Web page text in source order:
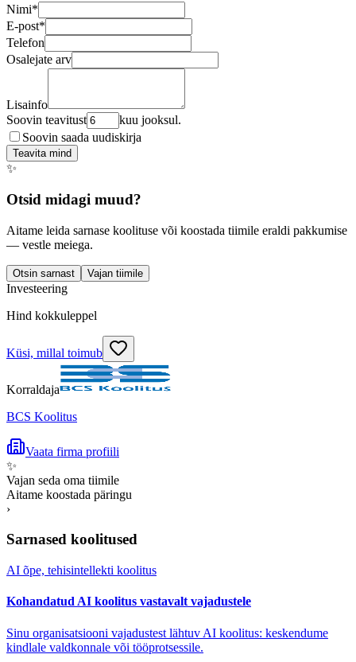
Nimi*
E-post*
Telefon
Osalejate arv
Lisainfo
Soovin teavitust
kuu jooksul.
Soovin saada uudiskirja
Teavita mind
✨
Otsid midagi muud?
Aitame leida sarnase koolituse või koostada tiimile eraldi pakkumise
— vestle meiega.
Otsin sarnast Vajan tiimile
Investeering
Hind kokkuleppel
Küsi, millal toimub
Korraldaja
BCS Koolitus
Vaata firma profiili
✨
Vajan seda oma tiimile
Aitame koostada päringu
›
Sarnased koolitused
AI õpe, tehisintellekti koolitus
Kohandatud AI koolitus vastavalt vajadustele
Sinu organisatsiooni vajadustest lähtuv AI koolitus: keskendume
kindlale valdkonnale või tööprotsessile.